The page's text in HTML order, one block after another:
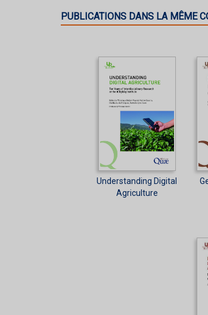
PUBLICATIONS DANS LA MÊME
Understanding Digital
Agriculture